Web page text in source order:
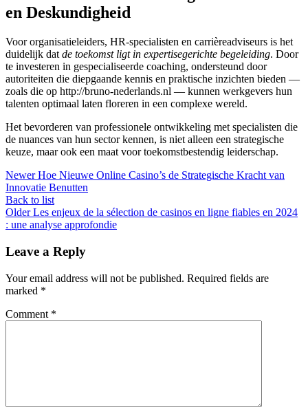
en Deskundigheid
Voor organisatieleiders, HR-specialisten en carrièreadviseurs is het
duidelijk dat de toekomst ligt in expertisegerichte begeleiding. Door
te investeren in gespecialiseerde coaching, ondersteund door
autoriteiten die diepgaande kennis en praktische inzichten bieden —
zoals die op http://bruno-nederlands.nl — kunnen werkgevers hun
talenten optimaal laten floreren in een complexe wereld.
Het bevorderen van professionele ontwikkeling met specialisten die
de nuances van hun sector kennen, is niet alleen een strategische
keuze, maar ook een maat voor toekomstbestendig leiderschap.
Newer Hoe Nieuwe Online Casino’s de Strategische Kracht van
Innovatie Benutten
Back to list
Older Les enjeux de la sélection de casinos en ligne fiables en 2024
: une analyse approfondie
Leave a Reply
Your email address will not be published. Required fields are
marked *
Comment *